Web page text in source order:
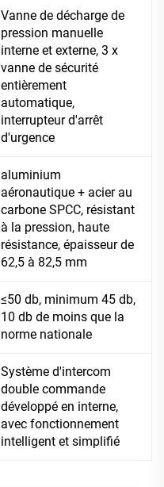
Vanne de décharge de
pression manuelle
interne et externe, 3 x
vanne de sécurité
entièrement
automatique,
interrupteur d'arrêt
d'urgence
aluminium
aéronautique + acier au
carbone SPCC, résistant
à la pression, haute
résistance, épaisseur de
62,5 à 82,5 mm
≤50 db, minimum 45 db,
10 db de moins que la
norme nationale
Système d'intercom
double commande
développé en interne,
avec fonctionnement
intelligent et simplifié